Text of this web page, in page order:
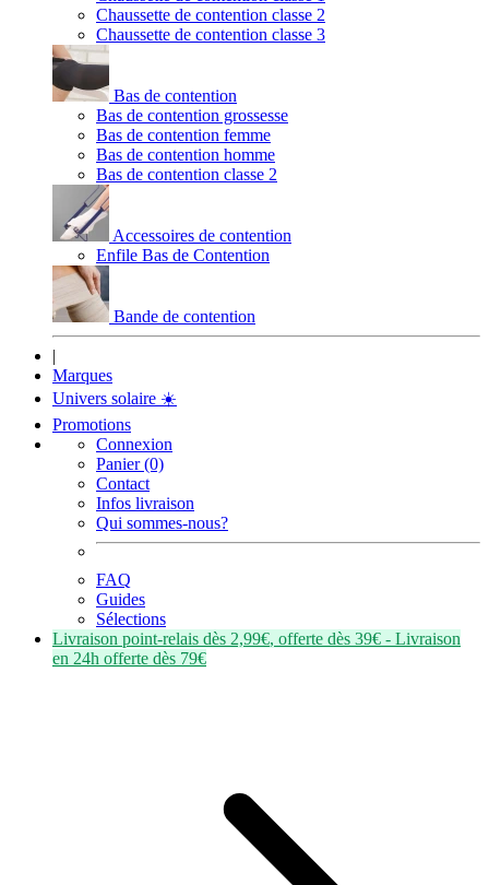
Chaussette de contention classe 2
Chaussette de contention classe 3
Bas de contention
Bas de contention grossesse
Bas de contention femme
Bas de contention homme
Bas de contention classe 2
Accessoires de contention
Enfile Bas de Contention
Bande de contention
|
Marques
Univers solaire ☀️
Promotions
Connexion
Panier (0)
Contact
Infos livraison
Qui sommes-nous?
FAQ
Guides
Sélections
Livraison point-relais dès 2,99€, offerte dès 39€ - Livraison
en 24h offerte dès 79€